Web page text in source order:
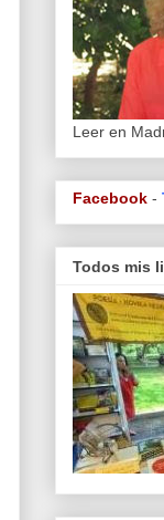
Leer en
Facebook -
Todos mis